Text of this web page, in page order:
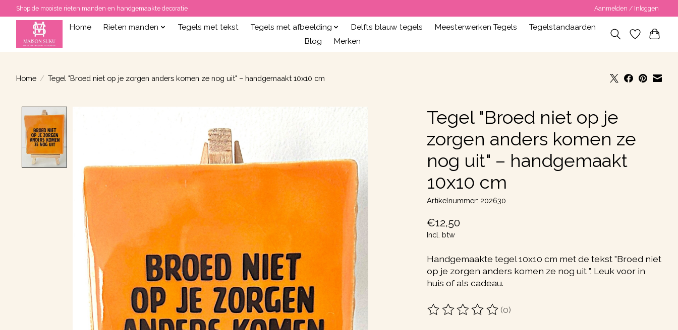
Shop de mooiste rieten manden en handgemaakte decoratie Aanmelden / Inloggen
Home Rieten manden Tegels met tekst Tegels met afbeelding Delfts blauw tegels Meesterwerken Tegels
Tegelstandaarden
Blog
Merken
Home / Tegel "Broed niet op je zorgen anders komen ze nog uit" – handgemaakt 10x10 cm
Tegel "Broed niet op je
zorgen anders komen ze
nog uit" – handgemaakt
10x10 cm
Artikelnummer: 202630
€12,50
Incl. btw
Handgemaakte tegel 10x10 cm met de tekst "Broed niet
op je zorgen anders komen ze nog uit ". Leuk voor in
huis of als cadeau.
De beoordeling van dit product is
(0)